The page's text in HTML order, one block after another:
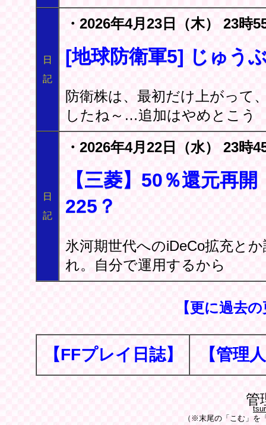
日
記
・2026年4月23日（木） 23時
[地球防衛軍5] じゅう
防衛株は、最初だけ上がって
したね～…追加はやめとこう
日
記
・2026年4月22日（水） 23時
【三菱】50％還元再
225？
氷河期世代へのiDeCo拡充と
れ。自分で運用するから
【更に過去
【FFプレイ日誌】 【管理
管
（※末尾の「こむ」を